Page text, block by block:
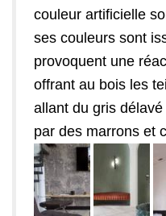
couleur artificielle
ses couleurs sont
provoquent une
offrant au bois les
allant du gris
par des marrons et